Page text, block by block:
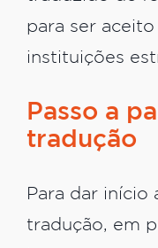
para ser
instituições
Passo a
tradução
Para dar início
tradução, em